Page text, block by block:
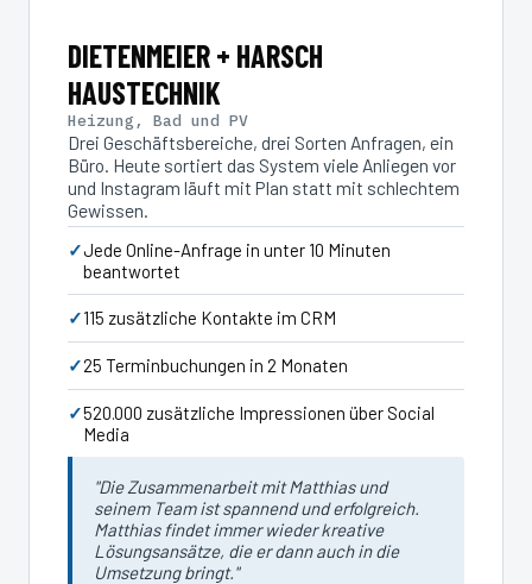
DIETENMEIER + HARSCH
HAUSTECHNIK
Heizung, Bad und PV
Drei Geschäftsbereiche, drei Sorten Anfragen, ein
Büro. Heute sortiert das System viele Anliegen vor
und Instagram läuft mit Plan statt mit schlechtem
Gewissen.
Jede Online-Anfrage in unter 10 Minuten
beantwortet
115 zusätzliche Kontakte im CRM
25 Terminbuchungen in 2 Monaten
520.000 zusätzliche Impressionen über Social
Media
"Die Zusammenarbeit mit Matthias und
seinem Team ist spannend und erfolgreich.
Matthias findet immer wieder kreative
Lösungsansätze, die er dann auch in die
Umsetzung bringt."